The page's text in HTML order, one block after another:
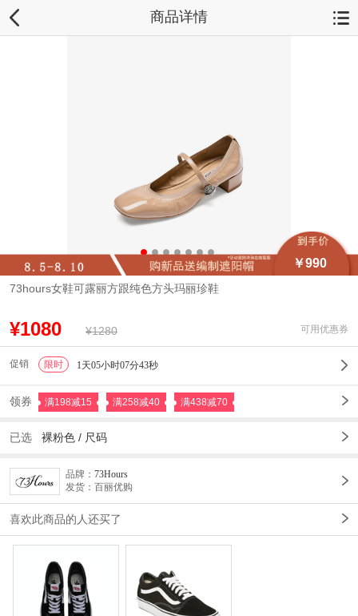
商品详情
￥990
73hours女鞋可露丽方跟纯色方头玛丽珍鞋
¥1080 ¥1280 可用优惠券
促销 限时 1天05小时07分40秒
领券 满198减15 满258减40 满438减70
已选 裸粉色 / 尺码
品牌： 73Hours
发货：百丽优购
喜欢此商品的人还买了